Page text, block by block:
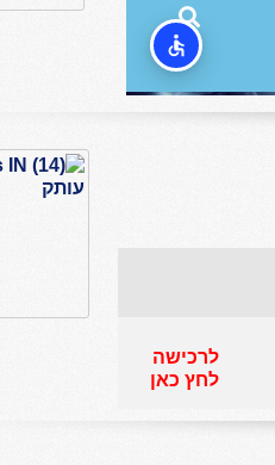
לרכישה
לחץ כאן